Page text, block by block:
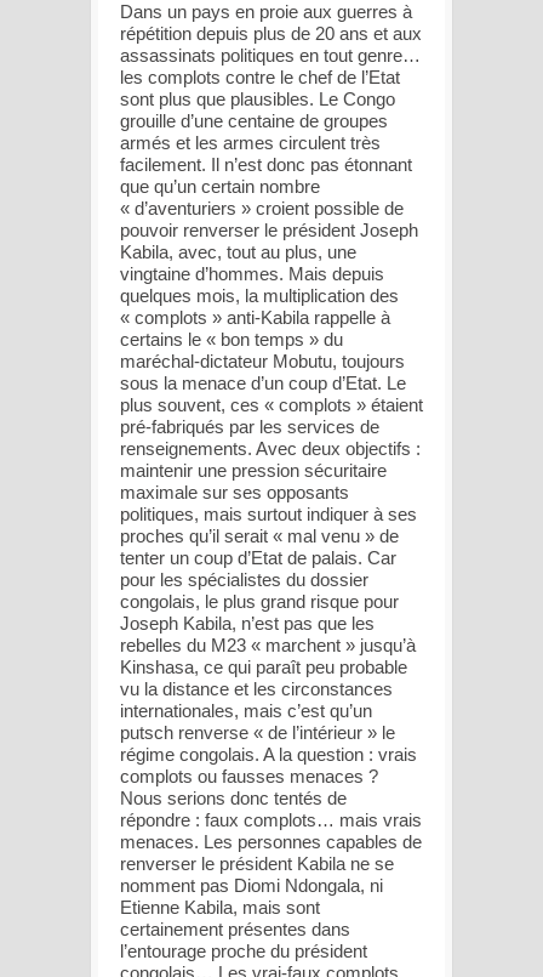
Dans un pays en proie aux guerres à
répétition depuis plus de 20 ans et aux
assassinats politiques en tout genre…
les complots contre le chef de l’Etat
sont plus que plausibles. Le Congo
grouille d’une centaine de groupes
armés et les armes circulent très
facilement. Il n’est donc pas étonnant
que qu’un certain nombre
« d’aventuriers » croient possible de
pouvoir renverser le président Joseph
Kabila, avec, tout au plus, une
vingtaine d’hommes. Mais depuis
quelques mois, la multiplication des
« complots » anti-Kabila rappelle à
certains le « bon temps » du
maréchal-dictateur Mobutu, toujours
sous la menace d’un coup d’Etat. Le
plus souvent, ces « complots » étaient
pré-fabriqués par les services de
renseignements. Avec deux objectifs :
maintenir une pression sécuritaire
maximale sur ses opposants
politiques, mais surtout indiquer à ses
proches qu’il serait « mal venu » de
tenter un coup d’Etat de palais. Car
pour les spécialistes du dossier
congolais, le plus grand risque pour
Joseph Kabila, n’est pas que les
rebelles du M23 « marchent » jusqu’à
Kinshasa, ce qui paraît peu probable
vu la distance et les circonstances
internationales, mais c’est qu’un
putsch renverse « de l’intérieur » le
régime congolais. A la question : vrais
complots ou fausses menaces ?
Nous serions donc tentés de
répondre : faux complots… mais vrais
menaces. Les personnes capables de
renverser le président Kabila ne se
nomment pas Diomi Ndongala, ni
Etienne Kabila, mais sont
certainement présentes dans
l’entourage proche du président
congolais… Les vrai-faux complots